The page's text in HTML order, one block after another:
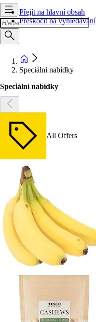
Přejít na hlavní obsah
Přeskočit na vyhledávání
Speciální nabídky
Speciální nabídky
All Offers